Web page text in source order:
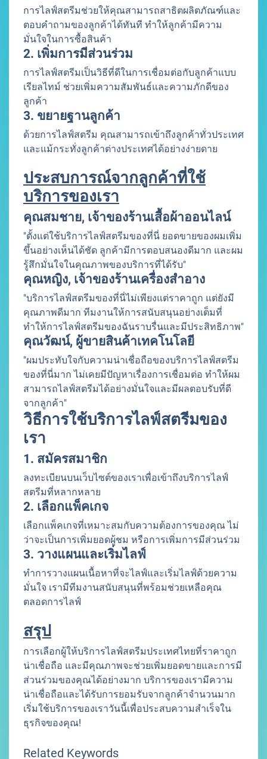
การไลฟ์สตรีมช่วยให้คุณสามารถสาธิตผลิตภัณฑ์และ
ตอบคำถามของลูกค้าได้ทันที ทำให้ลูกค้ามีความ
มั่นใจในการซื้อสินค้า
2. เพิ่มการมีส่วนร่วม
การไลฟ์สตรีมเป็นวิธีที่ดีในการเชื่อมต่อกับลูกค้าแบบ
เรียลไทม์ ช่วยเพิ่มความสัมพันธ์และความภักดีของ
ลูกค้า
3. ขยายฐานลูกค้า
ด้วยการไลฟ์สตรีม คุณสามารถเข้าถึงลูกค้าทั่วประเทศ
และแม้กระทั่งลูกค้าต่างประเทศได้อย่างง่ายดาย
ประสบการณ์จากลูกค้าที่ใช้
บริการของเรา
คุณสมชาย, เจ้าของร้านเสื้อผ้าออนไลน์
"ตั้งแต่ใช้บริการไลฟ์สตรีมของที่นี่ ยอดขายของผมเพิ่ม
ขึ้นอย่างเห็นได้ชัด ลูกค้ามีการตอบสนองดีมาก และผม
รู้สึกมั่นใจในคุณภาพของบริการที่ได้รับ"
คุณหญิง, เจ้าของร้านเครื่องสำอาง
"บริการไลฟ์สตรีมของที่นี่ไม่เพียงแต่ราคาถูก แต่ยังมี
คุณภาพดีมาก ทีมงานให้การสนับสนุนอย่างเต็มที่
ทำให้การไลฟ์สตรีมของฉันราบรื่นและมีประสิทธิภาพ"
คุณวัฒน์, ผู้ขายสินค้าเทคโนโลยี
"ผมประทับใจกับความน่าเชื่อถือของบริการไลฟ์สตรีม
ของที่นี่มาก ไม่เคยมีปัญหาเรื่องการเชื่อมต่อ ทำให้ผม
สามารถไลฟ์สตรีมได้อย่างมั่นใจและมีผลตอบรับที่ดี
จากลูกค้า"
วิธีการใช้บริการไลฟ์สตรีมของ
เรา
1. สมัครสมาชิก
ลงทะเบียนบนเว็บไซต์ของเราเพื่อเข้าถึงบริการไลฟ์
สตรีมที่หลากหลาย
2. เลือกแพ็คเกจ
เลือกแพ็คเกจที่เหมาะสมกับความต้องการของคุณ ไม่
ว่าจะเป็นการเพิ่มยอดผู้ชม หรือการเพิ่มการมีส่วนร่วม
3. วางแผนและเริ่มไลฟ์
ทำการวางแผนเนื้อหาที่จะไลฟ์และเริ่มไลฟ์ด้วยความ
มั่นใจ เรามีทีมงานสนับสนุนที่พร้อมช่วยเหลือคุณ
ตลอดการไลฟ์
สรุป
การเลือกผู้ให้บริการไลฟ์สตรีมประเทศไทยที่ราคาถูก
น่าเชื่อถือ และมีคุณภาพจะช่วยเพิ่มยอดขายและการมี
ส่วนร่วมของคุณได้อย่างมาก บริการของเรามีความ
น่าเชื่อถือและได้รับการยอมรับจากลูกค้าจำนวนมาก
เริ่มใช้บริการของเราวันนี้เพื่อประสบความสำเร็จใน
ธุรกิจของคุณ!
Related Keywords